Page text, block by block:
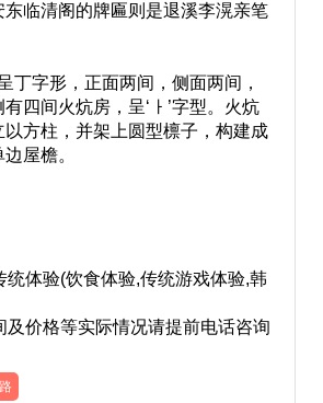
临清阁的牌匾则是退溪李滉亲笔
字形，正面两间，侧面两间，
四间火炕房，呈‘ㅏ’字型。火炕
以方柱，并架上圆型檩子，构建成
屋檐。
统体验(饮食体验,传统游戏体验,韩
价格等实际情况请提前电话咨询